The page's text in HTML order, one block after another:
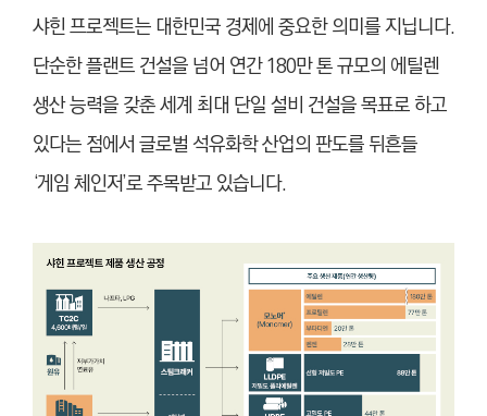
샤힌 프로젝트는 대한민국 경제에 중요한 의미를 지닙니다.
단순한 플랜트 건설을 넘어 연간 180만 톤 규모의 에틸렌
생산 능력을 갖춘 세계 최대 단일 설비 건설을 목표로 하고
있다는 점에서 글로벌 석유화학 산업의 판도를 뒤흔들
‘게임 체인저’로 주목받고 있습니다.